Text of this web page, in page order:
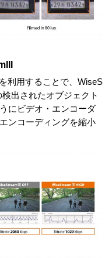
利用することで、WiseS
出されたオブジェクト
にビデオ・エンコーダ
ンコーディングを縮小